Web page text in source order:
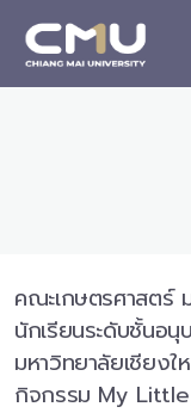
คณะเกษตรศาสตร์
นักเรียนระดับชั้นอนุ
มหาวิทยาลัยเชียงใ
กิจกรรม My